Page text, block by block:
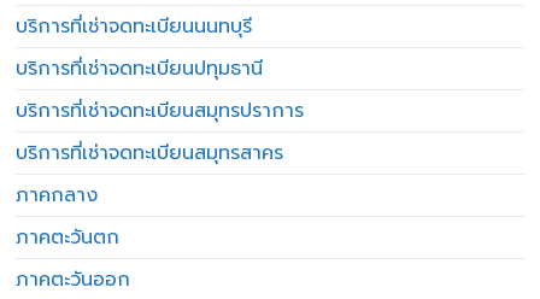
บริการที่เช่าจดทะเบียนนนทบุรี
บริการที่เช่าจดทะเบียนปทุมธานี
บริการที่เช่าจดทะเบียนสมุทรปราการ
บริการที่เช่าจดทะเบียนสมุทรสาคร
ภาคกลาง
ภาคตะวันตก
ภาคตะวันออก